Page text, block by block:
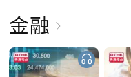
金融